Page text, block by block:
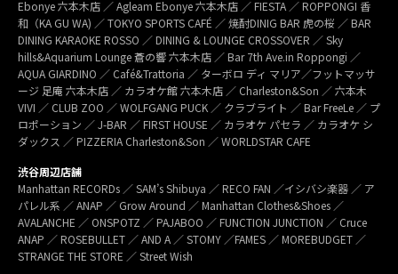
Ebonye 六本木店 ／ Agleam Ebonye 六本木店 ／ FIESTA ／ ROPPONGI 香
和（KA GU WA) ／ TOKYO SPORTS CAFÉ ／ 焼酎DINIG BAR 虎の桜 ／ BAR
DINING KARAOKE ROSSO ／ DINING & LOUNGE CROSSOVER ／ Sky
hills&Aquarium Lounge 蒼の響 六本木店 ／ Bar 7th Ave.in Roppongi ／
AQUA GIARDINO ／ Café&Trattoria ／ ターボロ ディ マリア／フットマッサ
ージ 足庵 六本木店 ／ カラオケ館 六本木店 ／ Charleston&Son ／ 六本木
VIVI ／ CLUB ZOO ／ WOLFGANG PUCK ／ クラブライト ／ Bar FreeLe ／ プ
ロポーション ／ J-BAR ／ FIRST HOUSE ／ カラオケ パセラ ／ カラオケ シ
ダックス ／ PIZZERIA Charleston&Son ／ WORLDSTAR CAFE
渋谷周辺店舗
Manhattan RECORDs ／ SAM’s Shibuya ／ RECO FAN ／イシバシ楽器 ／ ア
パレル系 ／ ANAP ／ Grow Around ／ Manhattan Clothes&Shoes ／
AVALANCHE ／ ONSPOTZ ／ PAJABOO ／ FUNCTION JUNCTION ／ Cruce
ANAP ／ ROSEBULLET ／ AND A ／ STOMY ／FAMES ／ MOREBUDGET ／
STRANGE THE STORE ／ Street Wish